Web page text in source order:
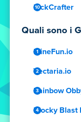
PickCrafter
Quali sono i
MineFun.io
Vectaria.io
Rainbow
Blocky Blast